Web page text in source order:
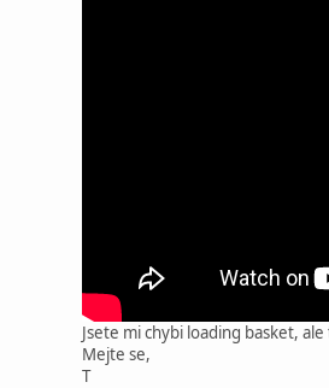
Jsete mi chybi loading basket,
Mejte se,
T